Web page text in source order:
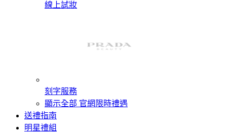
線上試妝
刻字服務
顯示全部 官網限時禮遇
送禮指南
明星禮組